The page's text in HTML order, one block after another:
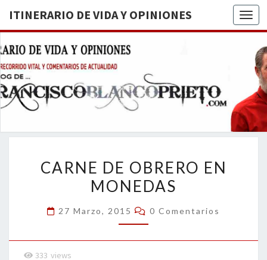
ITINERARIO DE VIDA Y OPINIONES
DE
BREVE
RECORRIDO
VITAL Y
ACTUALIDAD
DE
OBRERO
MONEDAS
CARNE DE OBRERO EN
MONEDAS
27 Marzo, 2015 Comentarios
0 Comentarios
333 views